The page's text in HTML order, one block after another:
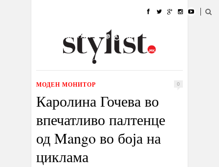
УБАВИНА
КУЛТУРА @РАБОТА
ИЗЛОГ
МОДЕН МОНИТОР 0
Каролина Гочева во
впечатливо палтенце
од Mango во боја на
циклама